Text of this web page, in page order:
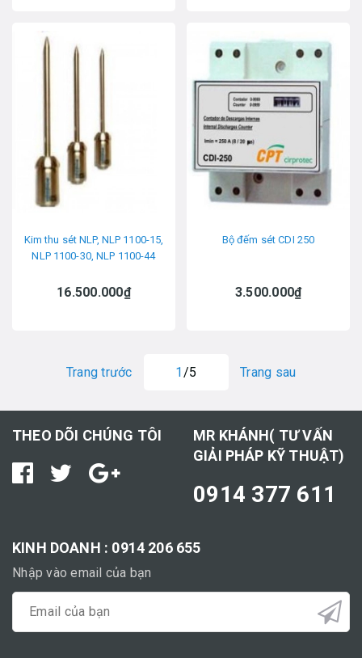
Kim thu sét NLP, NLP 1100-15,
NLP 1100-30, NLP 1100-44
16.500.000₫
Bộ đếm sét CDI 250
3.500.000₫
Trang trước 1 /5 Trang sau
THEO DÕI CHÚNG TÔI
MR KHÁNH( TƯ VẤN
GIẢI PHÁP KỸ THUẬT)
0914 377 611
KINH DOANH : 0914 206 655
Nhập vào email của bạn